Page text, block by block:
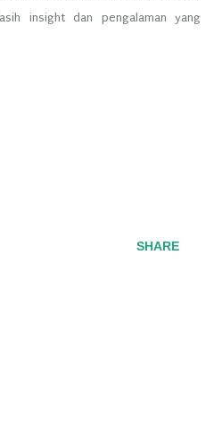
insight dan pengalaman yang
SHARE